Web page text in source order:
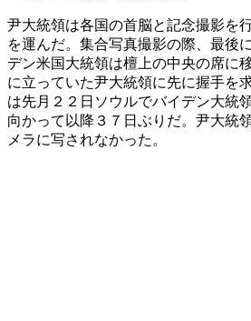
尹大統領は各国の首脳と記念撮影を
を運んだ。集合写真撮影の際、最後
デン米国大統領は檀上の中央の席に
に立っていた尹大統領に先に握手を
は先月２２日ソウルでバイデン大統
向かって以降３７日ぶりだ。尹大統
メラに写されなかった。